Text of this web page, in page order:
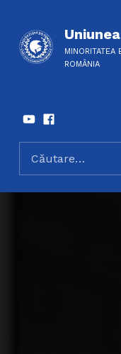
ROMÂNIA
SOCIAL LINKS
YoutubeFacebook
SEARCH THE SITE
Caută după: